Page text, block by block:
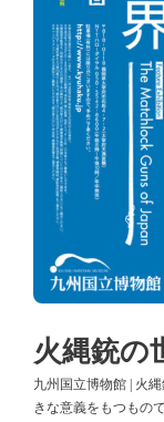
火縄銃の
九州国立博物館 | 火
きな意義をもつもの